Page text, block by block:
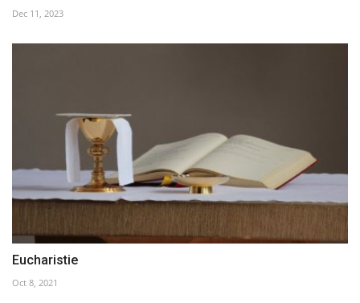
Dec 11, 2023
Eucharistie
Oct 8, 2021